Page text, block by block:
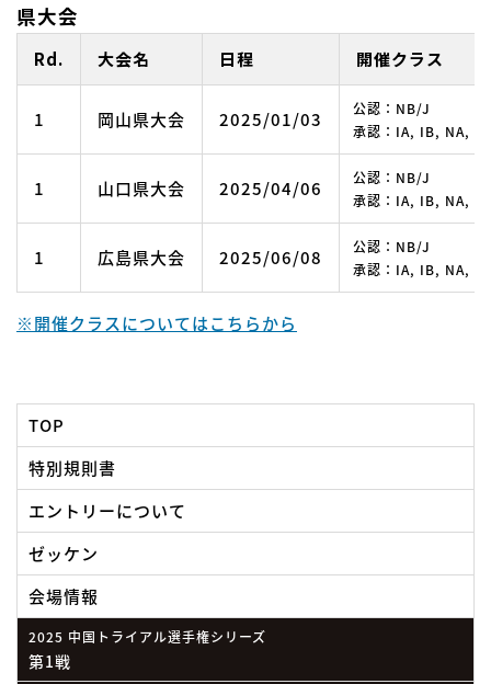
県大会
Rd. 大会名 日程 開催クラス
1 岡山県大会 2025/01/03
公認：NB/J
承認：IA, IB, NA, エ
1 山口県大会 2025/04/06
公認：NB/J
承認：IA, IB, NA, エ
1 広島県大会 2025/06/08
公認：NB/J
承認：IA, IB, NA, エ
※開催クラスについてはこちらから
TOP
特別規則書
エントリーについて
ゼッケン
会場情報
2025 中国トライアル選手権シリーズ
第1戦